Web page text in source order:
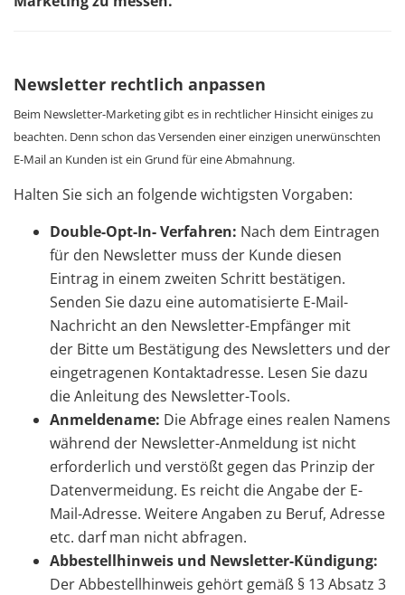
Newsletter rechtlich anpassen
Beim Newsletter-Marketing gibt es in rechtlicher Hinsicht einiges zu
beachten. Denn schon das Versenden einer einzigen unerwünschten
E-Mail an Kunden ist ein Grund für eine Abmahnung.
Halten Sie sich an folgende wichtigsten Vorgaben:
Double-Opt-In- Verfahren: Nach dem Eintragen
für den Newsletter muss der Kunde diesen
Eintrag in einem zweiten Schritt bestätigen.
Senden Sie dazu eine automatisierte E-Mail-
Nachricht an den Newsletter-Empfänger mit
der Bitte um Bestätigung des Newsletters und der
eingetragenen Kontaktadresse. Lesen Sie dazu
die Anleitung des Newsletter-Tools.
Anmeldename: Die Abfrage eines realen Namens
während der Newsletter-Anmeldung ist nicht
erforderlich und verstößt gegen das Prinzip der
Datenvermeidung. Es reicht die Angabe der E-
Mail-Adresse. Weitere Angaben zu Beruf, Adresse
etc. darf man nicht abfragen.
Abbestellhinweis und Newsletter-Kündigung:
Der Abbestellhinweis gehört gemäß § 13 Absatz 3